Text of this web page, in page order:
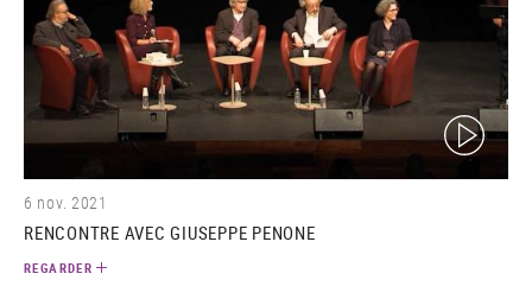
(video)
6 nov. 2021
RENCONTRE AVEC GIUSEPPE PENONE
REGARDER